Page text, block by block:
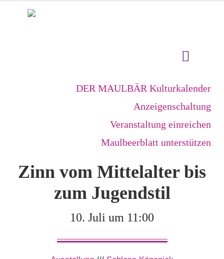
DER MAULBÄR Kulturkalender
Anzeigenschaltung
Veranstaltung einreichen
Maulbeerblatt unterstützen
Zinn vom Mittelalter bis
zum Jugendstil
10. Juli um 11:00